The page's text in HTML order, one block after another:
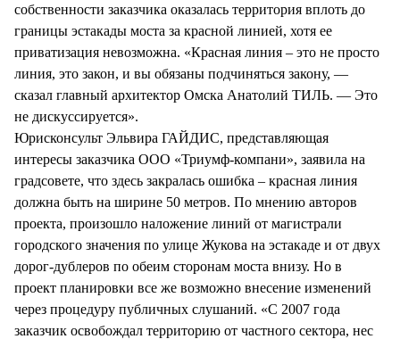
собственности заказчика оказалась территория вплоть до
границы эстакады моста за красной линией, хотя ее
приватизация невозможна. «Красная линия – это не просто
линия, это закон, и вы обязаны подчиняться закону, —
сказал главный архитектор Омска Анатолий ТИЛЬ. — Это
не дискуссируется».
Юрисконсульт Эльвира ГАЙДИС, представляющая
интересы заказчика ООО «Триумф-компани», заявила на
градсовете, что здесь закралась ошибка – красная линия
должна быть на ширине 50 метров. По мнению авторов
проекта, произошло наложение линий от магистрали
городского значения по улице Жукова на эстакаде и от двух
дорог-дублеров по обеим сторонам моста внизу. Но в
проект планировки все же возможно внесение изменений
через процедуру публичных слушаний. «С 2007 года
заказчик освобождал территорию от частного сектора, нес